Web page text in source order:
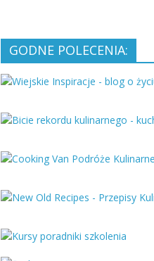
a
GODNE POLECENIA: